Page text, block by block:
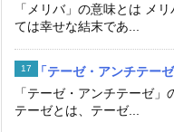
「メリバ」の意味とは メ
ては幸せな結末であ...
「テーゼ・アンチテー
「テーゼ・アンチテーゼ
テーゼとは、テーゼ...